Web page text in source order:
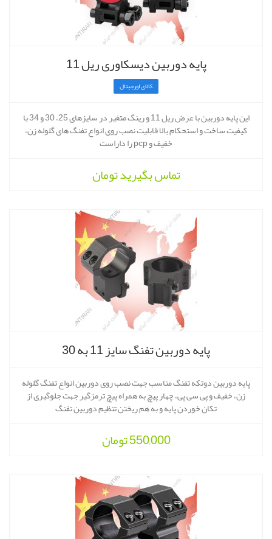
پایه دوربین دیسکاوری ریل 11
کالای اورجینال
این پایه دوربین با عرض ریل 11 و رینگ متغیر در سایزهای 25، 30 و 34 با
کیفیت ساخت و استحکام بالا قابلیت نصب روی انواع تفنگ های گلوله زن،
خفیف و pcp را داراست
تماس بگیریدتومان
پایه دوربین تفنگ سایز 11 به 30
پایه دوربین دوتکه تفنگ مناسب جهت نصب روی دوربین انواع تفنگ گلوله
زن، خفیف و پی سی پی، چهار پیچ به همراه پیچ ترمزگیر جهت جلوگیری از
تکان خوردن پایه و به هم ریختن تنظیم دوربین تفنگ
550,000تومان